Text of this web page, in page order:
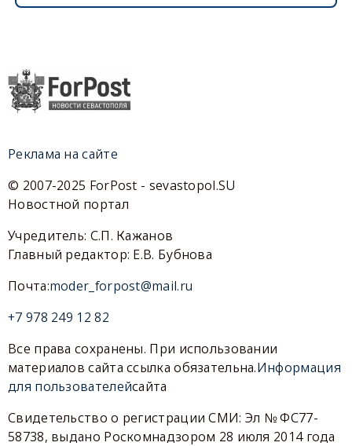
Реклама на сайте
© 2007-2025 ForPost - sevastopol.SU
Новостной портал
Учредитель: С.П. Кажанов
Главный редактор: Е.В. Бубнова
Почта:moder_forpost@mail.ru
+7 978 249 12 82
Все права сохранены. При использовании
материалов сайта ссылка обязательна.Информация
для пользователейсайта
Свидетельство о регистрации СМИ: Эл № ФС77-
58738, выдано Роскомнадзором 28 июля 2014 года